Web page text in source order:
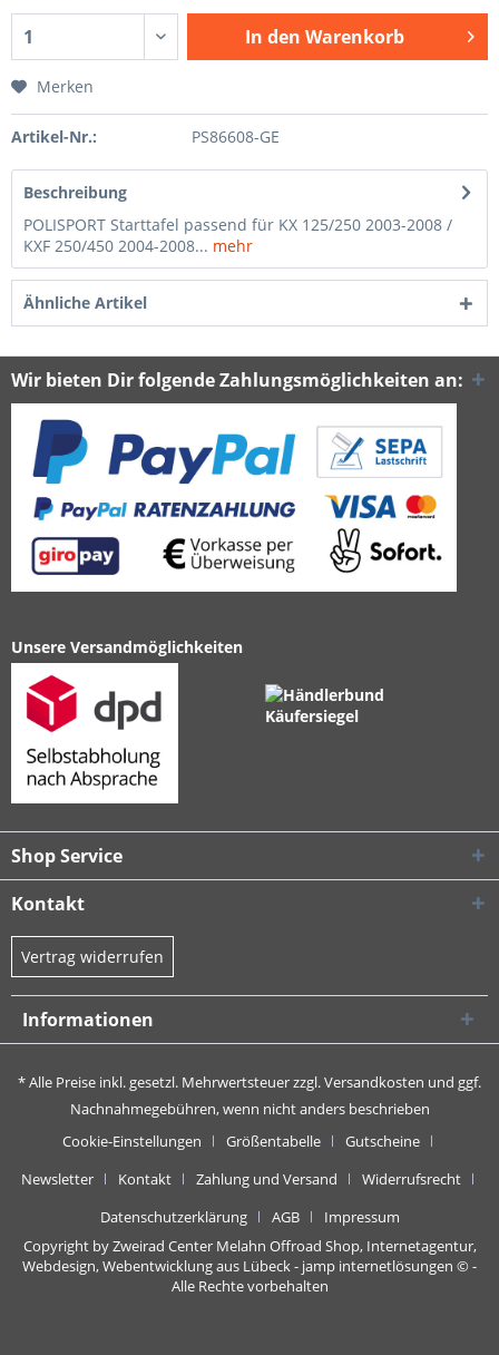
In den Warenkorb
Merken
Artikel-Nr.: PS86608-GE
Beschreibung
POLISPORT Starttafel passend für KX 125/250 2003-2008 /
KXF 250/450 2004-2008... mehr
Ähnliche Artikel
Wir bieten Dir folgende Zahlungsmöglichkeiten an:
Unsere Versandmöglichkeiten
Shop Service
Kontakt
Vertrag widerrufen
Informationen
* Alle Preise inkl. gesetzl. Mehrwertsteuer zzgl.Versandkosten und ggf.
Nachnahmegebühren, wenn nicht anders beschrieben
Cookie-Einstellungen
Größentabelle
Gutscheine
Newsletter
Kontakt Zahlung und Versand
Widerrufsrecht
Datenschutzerklärung
AGB
Impressum
Copyright by Zweirad Center Melahn Offroad Shop, Internetagentur,
Webdesign, Webentwicklung aus Lübeck - jamp internetlösungen © -
Alle Rechte vorbehalten